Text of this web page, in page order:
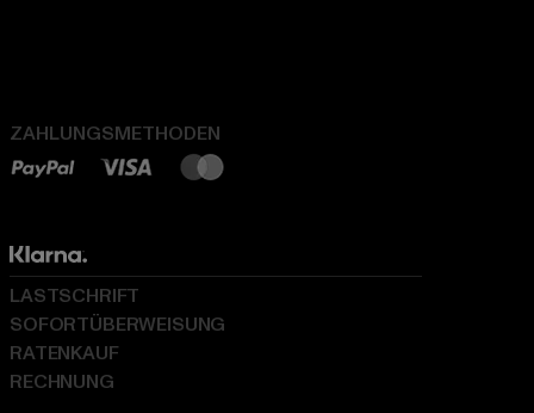
ZAHLUNGSMETHODEN
LASTSCHRIFT
SOFORTÜBERWEISUNG
RATENKAUF
RECHNUNG